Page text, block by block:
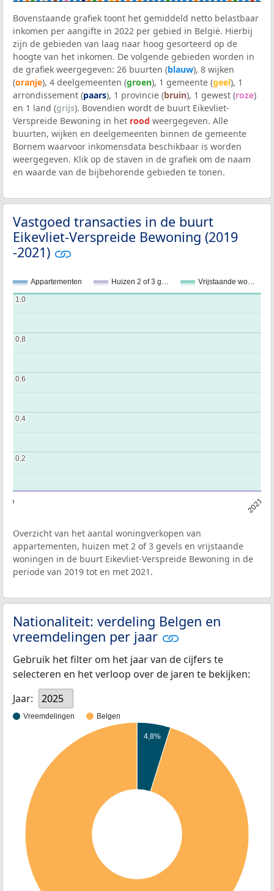
Bovenstaande grafiek toont het gemiddeld netto belastbaar
inkomen per aangifte in 2022 per gebied in België. Hierbij
zijn de gebieden van laag naar hoog gesorteerd op de
hoogte van het inkomen. De volgende gebieden worden in
de grafiek weergegeven: 26 buurten (blauw), 8 wijken
(oranje), 4 deelgemeenten (groen), 1 gemeente (geel), 1
arrondissement (paars), 1 provincie (bruin), 1 gewest (roze)
en 1 land (grijs). Bovendien wordt de buurt Eikevliet-
Verspreide Bewoning in het rood weergegeven. Alle
buurten, wijken en deelgemeenten binnen de gemeente
Bornem waarvoor inkomensdata beschikbaar is worden
weergegeven. Klik op de staven in de grafiek om de naam
en waarde van de bijbehorende gebieden te tonen.
Vastgoed transacties in de buurt
Eikevliet-Verspreide Bewoning (2019
-2021)
Appartementen Huizen 2 of 3 g… Vrijstaande wo…
2021
0,2
0,2
0,4
0,4
0,6
0,6
0,8
0,8
1,0
1,0
Overzicht van het aantal woningverkopen van
appartementen, huizen met 2 of 3 gevels en vrijstaande
woningen in de buurt Eikevliet-Verspreide Bewoning in de
periode van 2019 tot en met 2021.
Nationaliteit: verdeling Belgen en
vreemdelingen per jaar
Gebruik het filter om het jaar van de cijfers te
selecteren en het verloop over de jaren te bekijken:
Jaar:
2025
Vreemdelingen Belgen
4,8%